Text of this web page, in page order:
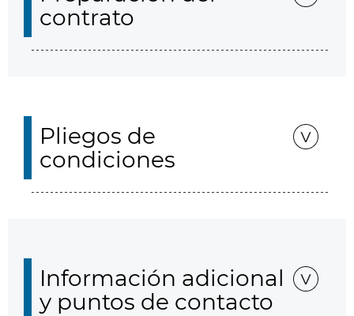
contrato
Pliegos de
condiciones
Información adicional
y puntos de contacto